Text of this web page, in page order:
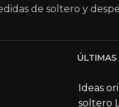
de soltero y
Ideas
soltero